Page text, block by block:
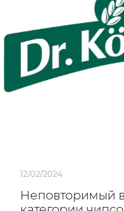
12/02/2024
Неповторимый